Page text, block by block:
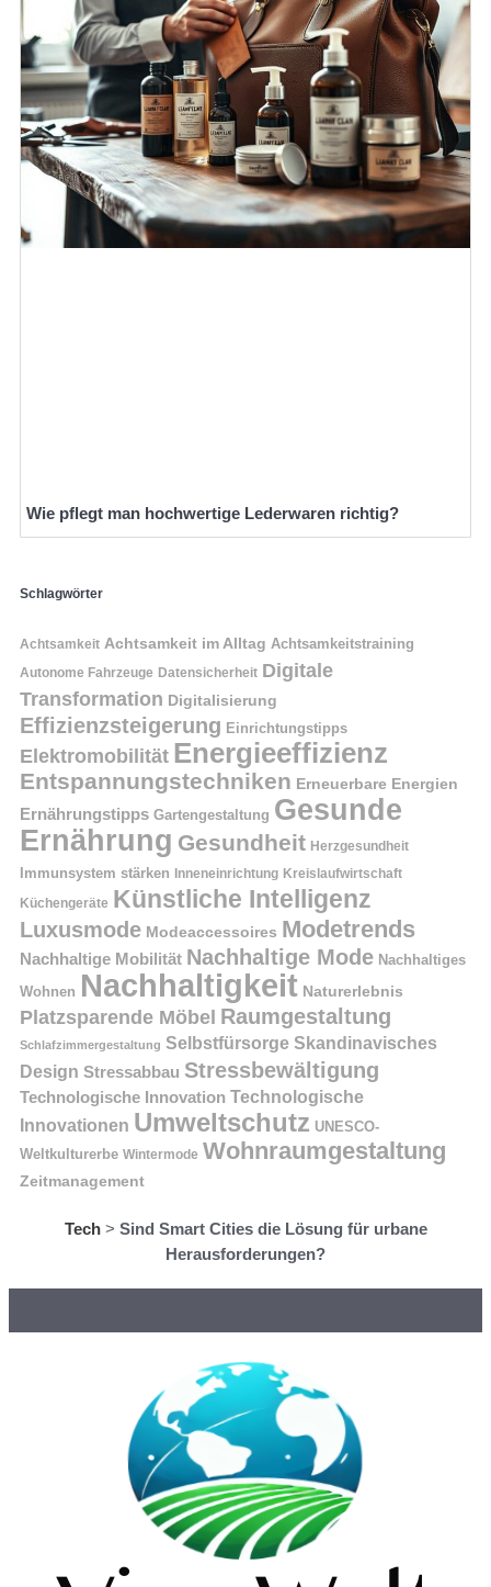
Wie pflegt man hochwertige Lederwaren richtig?
Schlagwörter
Achtsamkeit Achtsamkeit im Alltag Achtsamkeitstraining
Autonome Fahrzeuge Datensicherheit Digitale
Transformation Digitalisierung
Effizienzsteigerung Einrichtungstipps
Elektromobilität Energieeffizienz
Entspannungstechniken Erneuerbare Energien
Ernährungstipps Gartengestaltung Gesunde
Ernährung Gesundheit Herzgesundheit
Immunsystem stärken Inneneinrichtung Kreislaufwirtschaft
Küchengeräte Künstliche Intelligenz
Luxusmode Modeaccessoires Modetrends
Nachhaltige Mobilität Nachhaltige Mode Nachhaltiges
Wohnen Nachhaltigkeit Naturerlebnis
Platzsparende Möbel Raumgestaltung
Schlafzimmergestaltung Selbstfürsorge Skandinavisches
Design Stressabbau Stressbewältigung
Technologische Innovation Technologische
Innovationen Umweltschutz UNESCO-
Weltkulturerbe Wintermode Wohnraumgestaltung
Zeitmanagement
Tech> Sind Smart Cities die Lösung für urbane
Herausforderungen?